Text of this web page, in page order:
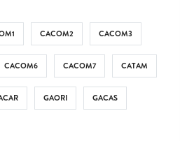
CACOM2 CACOM3
CACOM6 CACOM7 CATAM
GAORI GACAS